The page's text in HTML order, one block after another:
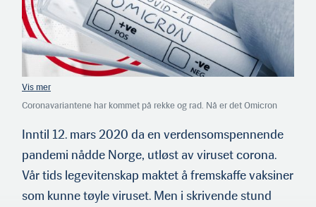
Coronavariantene har kommet på rekke og rad. Nå er det Omicron
Inntil 12. mars 2020 da en verdensomspennende
pandemi nådde Norge, utløst av viruset corona.
Vår tids legevitenskap maktet å fremskaffe vaksiner
som kunne tøyle viruset. Men i skrivende stund